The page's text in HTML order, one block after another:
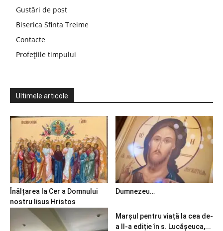
Gustări de post
Biserica Sfinta Treime
Contacte
Profețiile timpului
Ultimele articole
Înălțarea la Cer a Domnului
nostru Iisus Hristos
Dumnezeu…
Marșul pentru viață la cea de-
a II-a ediție în s. Lucășeuca,...